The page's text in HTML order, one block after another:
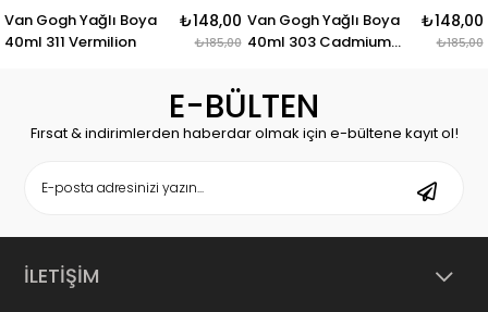
Van Gogh Yağlı Boya
40ml 311 Vermilion
₺148,00
₺185,00
Van Gogh Yağlı Boya
40ml 303 Cadmium
₺148,00
₺185,00
E-BÜLTEN
Fırsat & indirimlerden haberdar olmak için e-bültene kayıt ol!
İLETİŞİM